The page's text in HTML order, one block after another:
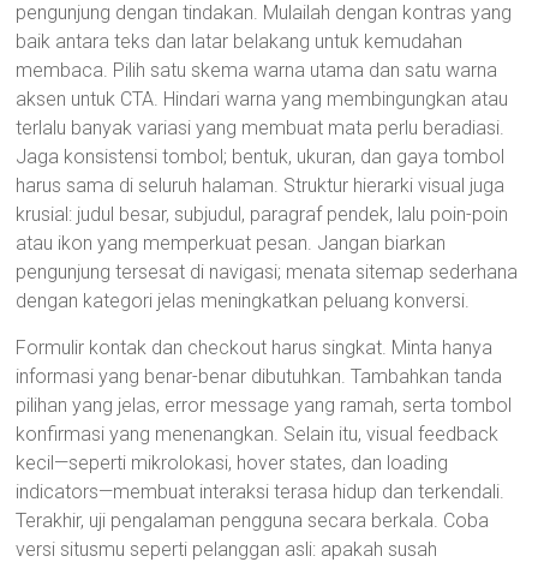
pengunjung dengan tindakan. Mulailah dengan kontras yang
baik antara teks dan latar belakang untuk kemudahan
membaca. Pilih satu skema warna utama dan satu warna
aksen untuk CTA. Hindari warna yang membingungkan atau
terlalu banyak variasi yang membuat mata perlu beradiasi.
Jaga konsistensi tombol; bentuk, ukuran, dan gaya tombol
harus sama di seluruh halaman. Struktur hierarki visual juga
krusial: judul besar, subjudul, paragraf pendek, lalu poin-poin
atau ikon yang memperkuat pesan. Jangan biarkan
pengunjung tersesat di navigasi; menata sitemap sederhana
dengan kategori jelas meningkatkan peluang konversi.
Formulir kontak dan checkout harus singkat. Minta hanya
informasi yang benar-benar dibutuhkan. Tambahkan tanda
pilihan yang jelas, error message yang ramah, serta tombol
konfirmasi yang menenangkan. Selain itu, visual feedback
kecil—seperti mikrolokasi, hover states, dan loading
indicators—membuat interaksi terasa hidup dan terkendali.
Terakhir, uji pengalaman pengguna secara berkala. Coba
versi situsmu seperti pelanggan asli: apakah susah